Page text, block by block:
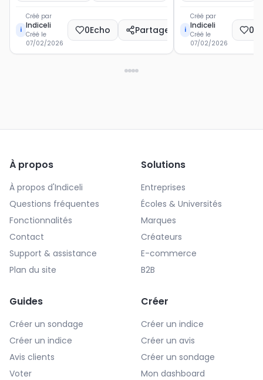
i
Créé par
Indiceli
Créé le
07/02/2026
0Echo Partager i
Créé par
Indiceli
Créé le
07/02/2026
0
À propos
À propos d'Indiceli
Questions fréquentes
Fonctionnalités
Contact
Support & assistance
Plan du site
Solutions
Entreprises
Écoles & Universités
Marques
Créateurs
E-commerce
B2B
Guides
Créer un sondage
Créer un indice
Avis clients
Voter
Créer
Créer un indice
Créer un avis
Créer un sondage
Mon dashboard